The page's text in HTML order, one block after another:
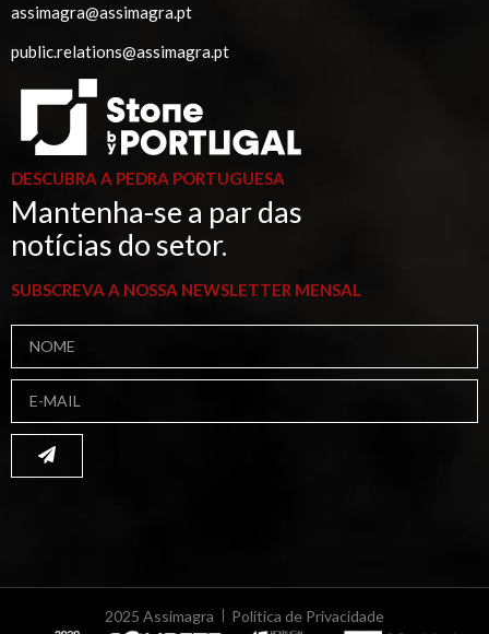
assimagra@assimagra.pt
public.relations@assimagra.pt
DESCUBRA A PEDRA PORTUGUESA
Mantenha-se a par das
notícias do setor.
SUBSCREVA A NOSSA NEWSLETTER MENSAL
2025 Assimagra Política de Privacidade